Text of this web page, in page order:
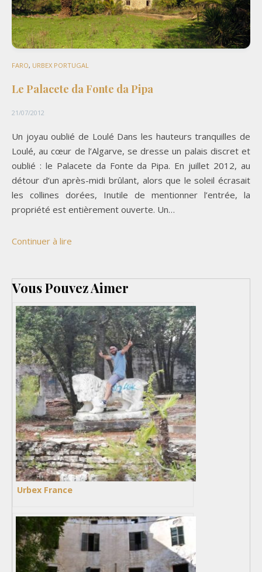
FARO, URBEX PORTUGAL
Le Palacete da Fonte da Pipa
21/07/2012
Un joyau oublié de Loulé Dans les hauteurs tranquilles de
Loulé, au cœur de l’Algarve, se dresse un palais discret et
oublié : le Palacete da Fonte da Pipa. En juillet 2012, au
détour d’un après-midi brûlant, alors que le soleil écrasait
les collines dorées, Inutile de mentionner l’entrée, la
propriété est entièrement ouverte. Un…
Continuer à lire
Vous Pouvez Aimer
Urbex France